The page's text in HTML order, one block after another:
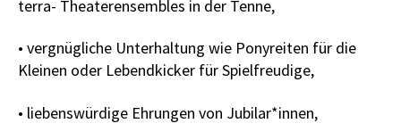
terra- Theaterensembles in der Tenne,
• vergnügliche Unterhaltung wie Ponyreiten für die
Kleinen oder Lebendkicker für Spielfreudige,
• liebenswürdige Ehrungen von Jubilar*innen,